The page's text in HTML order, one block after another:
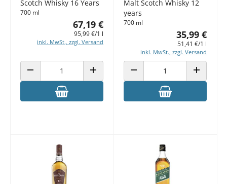
Scotch Whisky 16 Years
700 ml
67,19 €
95,99 €/1 l
inkl. MwSt., zzgl. Versand
ANZAHL VERRINGERN ANZAHL ERHÖHEN
Malt Scotch Whisky 12
years
700 ml
35,99 €
51,41 €/1 l
inkl. MwSt., zzgl. Versand
ANZAHL VERRINGERN ANZAHL